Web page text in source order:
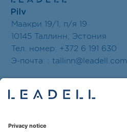
Маакри 19/1, п/я 19
10145 Таллинн, Эстония
Тел. номер: +372 6 191 630
Э-почта: : tallinn@leadell.com